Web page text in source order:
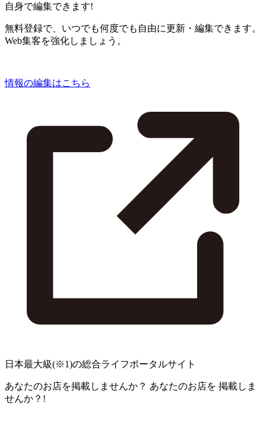
自身で編集できます!
無料登録で、いつでも何度でも自由に更新・編集できます。
Web集客を強化しましょう。
情報の編集はこちら
日本最大級(※1)の総合ライフポータルサイト
あなたのお店を掲載しませんか？ あなたのお店を 掲載しま
せんか？!